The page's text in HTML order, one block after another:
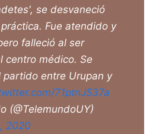
se desvaneció
Fue atendido y
falleció al ser
centro médico. Se
partido entre Urupan y
71ptnJ537a
(@TelemundoUY)
2020